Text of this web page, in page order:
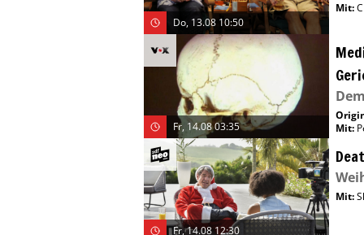
Do, 13.08 10:50
Mit:
Fr, 14.08 03:35
Mit:
Fr, 14.08 12:30
Mit: